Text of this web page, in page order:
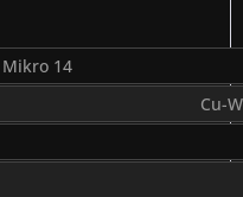
Mikro 14
Cu-